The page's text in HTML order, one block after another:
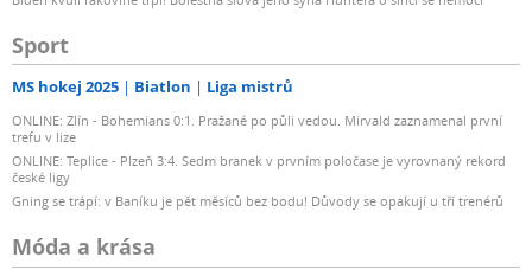
Sport
MS hokej 2025 Biatlon Liga mistrů
ONLINE: Zlín - Bohemians 0:1. Pražané po půli vedou. Mirvald zaznamenal první
trefu v lize
ONLINE: Teplice - Plzeň 3:4. Sedm branek v prvním poločase je vyrovnaný rekord
české ligy
Gning se trápí: v Baníku je pět měsíců bez bodu! Důvody se opakují u tří trenérů
Móda a krása